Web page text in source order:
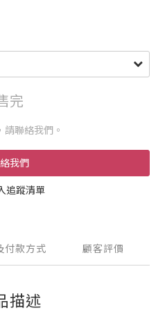
完
請聯絡我們。
我們
追蹤清單
付款方式 顧客評價
描述